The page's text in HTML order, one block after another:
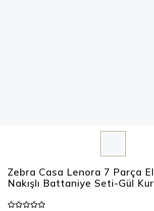
Zebra Casa Lenora 7 Parça
Nakışlı Battaniye Seti-Gül